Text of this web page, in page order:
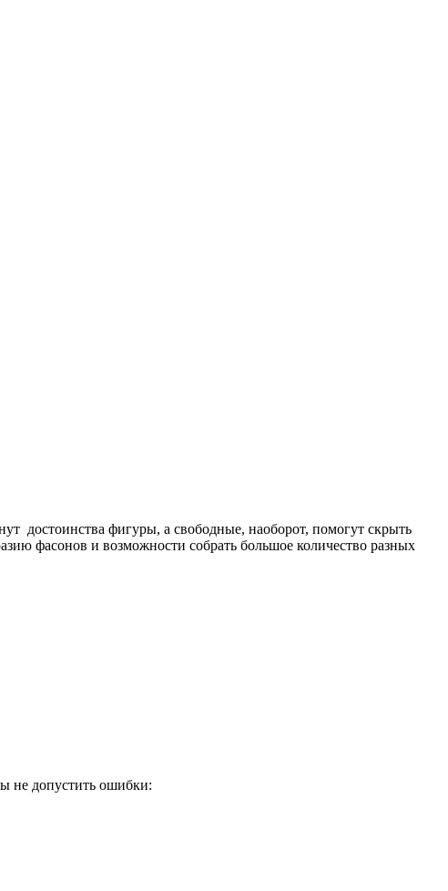
достоинства фигуры, а свободные, наоборот, помогут скрыть
фасонов и возможности собрать большое количество разных
не допустить ошибки: